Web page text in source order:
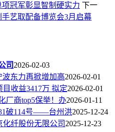
冠军彰显智制硬实力 下一
艺取配备博览会3月启幕
司 2026-02-03
波东力再掀增加高2026-02-01
收益3417万 拟定2026-02-01
厂商top5保举！办2026-01-11
破114号——台州洪2025-12-24
化纤股份无限公司 2025-12-23